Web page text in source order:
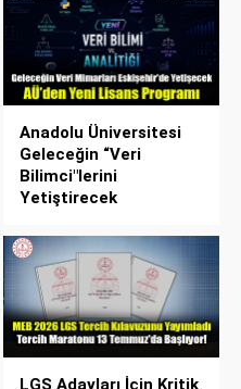
Anadolu Üniversitesi
Geleceğin “Veri
Bilimci"lerini
Yetiştirecek
LGS Adayları İçin Kritik